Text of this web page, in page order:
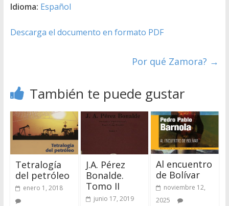
Idioma: Español
Descarga el documento en formato PDF
Por qué Zamora? →
También te puede gustar
Tetralogía
del petróleo
enero 1, 2018
J.A. Pérez
Bonalde.
Tomo II
junio 17, 2019
Al encuentro
de Bolívar
noviembre 12,
2025